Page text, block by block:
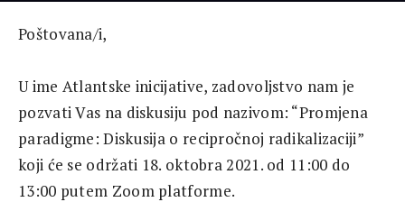
Poštovana/i,
U ime Atlantske inicijative, zadovoljstvo nam je
pozvati Vas na diskusiju pod nazivom: “Promjena
paradigme: Diskusija o recipročnoj radikalizaciji”
koji će se održati 18. oktobra 2021. od 11:00 do
13:00 putem Zoom platforme.